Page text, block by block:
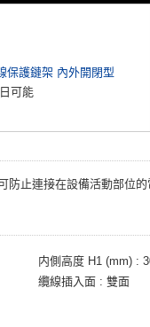
保護鏈架 內外開閉型
可能
止連接在設備活動部位的
内側高度 H1 (mm)
纜線插入面
雙面